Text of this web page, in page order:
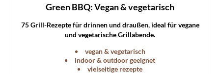
Green BBQ: Vegan & vegetarisch
75 Grill-Rezepte für drinnen und draußen, ideal für vegane
und vegetarische Grillabende.
vegan & vegetarisch
indoor & outdoor geeignet
vielseitige rezepte